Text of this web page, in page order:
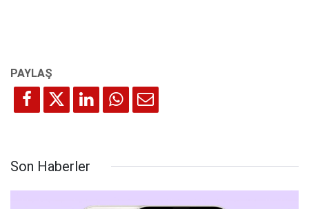
Son Haberler